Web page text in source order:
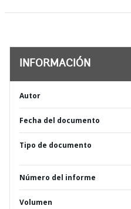
INFORMACIÓN
Autor
Fecha del documento
Tipo de documento
Número del informe
Volumen